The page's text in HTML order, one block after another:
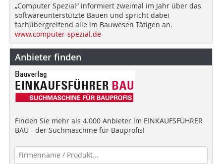
„Computer Spezial“ informiert zweimal im Jahr über das
softwareunterstützte Bauen und spricht dabei
fachübergreifend alle im Bauwesen Tätigen an.
www.computer-spezial.de
Anbieter finden
Finden Sie mehr als 4.000 Anbieter im EINKAUFSFÜHRER
BAU - der Suchmaschine für Bauprofis!